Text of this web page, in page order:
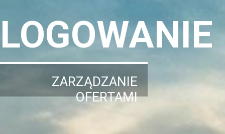
LOGOWANIE
ZARZĄDZANIE
OFERTAMI